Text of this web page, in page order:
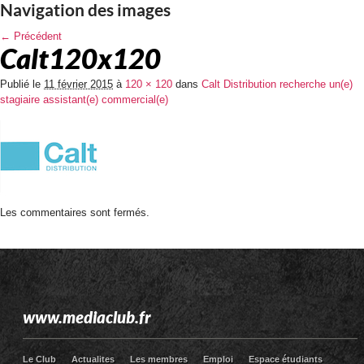
Navigation des images
← Précédent
Calt120x120
Publié le 11 février 2015 à 120 × 120 dans Calt Distribution recherche un(e)
stagiaire assistant(e) commercial(e)
Les commentaires sont fermés.
www.mediaclub.fr
Le Club Actualites Les membres Emploi
Espace étudiants